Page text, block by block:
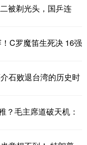
被剃光头，国乒连
C罗魔笛生死决 16强
石败退台湾的历史时
？毛主席道破天机：